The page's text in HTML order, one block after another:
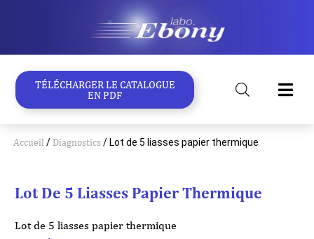
TÉLÉCHARGER LE CATALOGUE
EN PDF
Accueil / Diagnostics / Lot de 5 liasses papier thermique
Lot De 5 Liasses Papier Thermique
Lot de 5 liasses papier thermique